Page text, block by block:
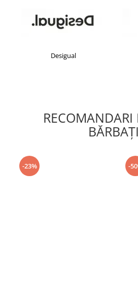
Desigual
RECOMANDARI
BĂRBAŢI
-23% -